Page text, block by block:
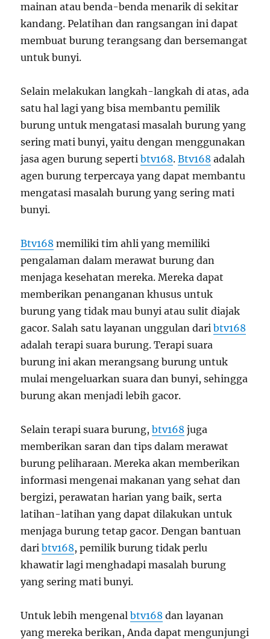
mainan atau benda-benda menarik di sekitar
kandang. Pelatihan dan rangsangan ini dapat
membuat burung terangsang dan bersemangat
untuk bunyi.
Selain melakukan langkah-langkah di atas, ada
satu hal lagi yang bisa membantu pemilik
burung untuk mengatasi masalah burung yang
sering mati bunyi, yaitu dengan menggunakan
jasa agen burung sepertibtv168.Btv168 adalah
agen burung terpercaya yang dapat membantu
mengatasi masalah burung yang sering mati
bunyi.
Btv168 memiliki tim ahli yang memiliki
pengalaman dalam merawat burung dan
menjaga kesehatan mereka. Mereka dapat
memberikan penanganan khusus untuk
burung yang tidak mau bunyi atau sulit diajak
gacor. Salah satu layanan unggulan daribtv168
adalah terapi suara burung. Terapi suara
burung ini akan merangsang burung untuk
mulai mengeluarkan suara dan bunyi, sehingga
burung akan menjadi lebih gacor.
Selain terapi suara burung,btv168 juga
memberikan saran dan tips dalam merawat
burung peliharaan. Mereka akan memberikan
informasi mengenai makanan yang sehat dan
bergizi, perawatan harian yang baik, serta
latihan-latihan yang dapat dilakukan untuk
menjaga burung tetap gacor. Dengan bantuan
daribtv168, pemilik burung tidak perlu
khawatir lagi menghadapi masalah burung
yang sering mati bunyi.
Untuk lebih mengenalbtv168 dan layanan
yang mereka berikan, Anda dapat mengunjungi